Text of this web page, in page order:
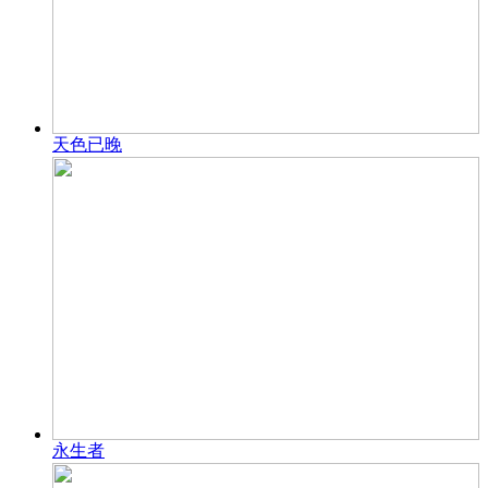
天色已晚
永生者